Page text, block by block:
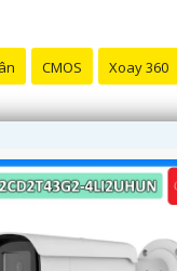
CMOS Xoay 360